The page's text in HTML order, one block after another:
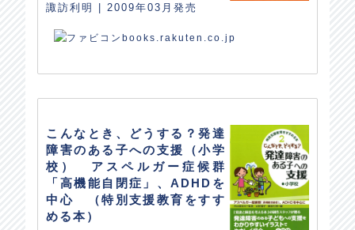
諏訪利明 | 2009年03月発売
books.rakuten.co.jp
こんなとき、どうする？発達
障害のある子への支援（小学
校） アスペルガー症候群
「高機能自閉症」、ADHDを
中心 （特別支援教育をすす
める本）